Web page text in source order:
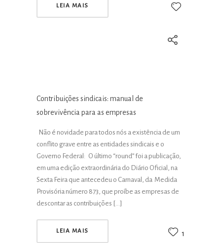
LEIA MAIS
Contribuições sindicais: manual de
sobrevivência para as empresas
Não é novidade para todos nós a existência de um
conflito grave entre as entidades sindicais e o
Governo Federal: O último “round” foi a publicação,
em uma edição extraordinária do Diário Oficial, na
Sexta Feira que antecedeu o Carnaval, da Medida
Provisória número 873, que proíbe as empresas de
descontar as contribuições […]
LEIA MAIS 1